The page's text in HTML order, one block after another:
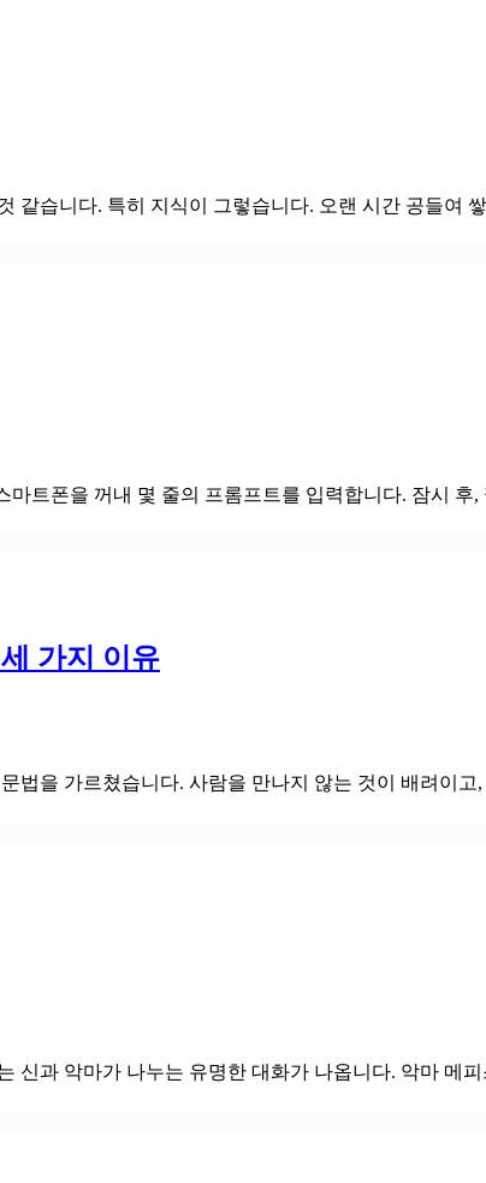
같습니다. 특히 지식이 그렇습니다. 오랜 시간 공들여
트폰을 꺼내 몇 줄의 프롬프트를 입력합니다. 잠시
가지 이유
법을 가르쳤습니다. 사람을 만나지 않는 것이 배려이
신과 악마가 나누는 유명한 대화가 나옵니다. 악마 메